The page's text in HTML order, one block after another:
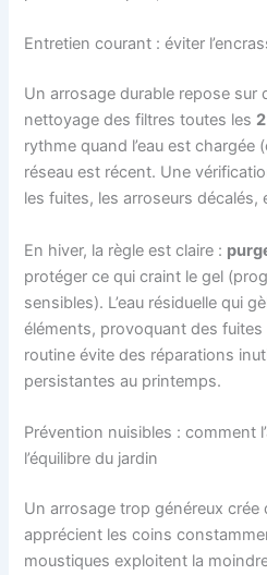
Entretien courant : éviter
Un arrosage durable repose sur
nettoyage des filtres toutes les
rythme quand l’eau est chargée
réseau est récent. Une
les fuites, les arroseurs
En hiver, la règle est claire :
protéger ce qui craint le gel
sensibles). L’eau résiduelle qui
éléments, provoquant des fuites
routine évite des réparations
persistantes au printemps.
Prévention nuisibles : comment
l’équilibre du jardin
Un arrosage trop généreux crée
apprécient les coins
moustiques exploitent la